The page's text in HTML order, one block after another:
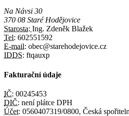
Na Návsi 30
370 08 Staré Hodějovice
Starosta: Ing. Zdeněk Blažek
Tel: 602551592
E-mail: obec@starehodejovice.cz
IDDS: ftqauxp
Fakturační údaje
IČ: 00245453
DIČ: není plátce DPH
Účet: 0560407319/0800, Česká